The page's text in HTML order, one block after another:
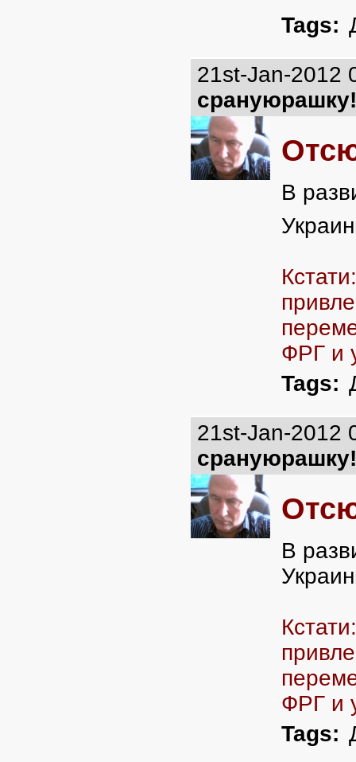
Tags:
21st-Jan-2012
срануюрашку!
В
ФРГ и
Tags:
21st-Jan-2012
срануюрашку!
В
ФРГ и
Tags: